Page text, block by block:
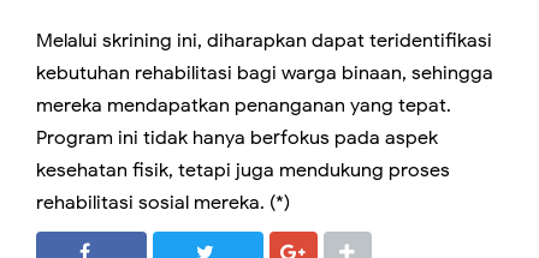
Melalui skrining ini, diharapkan dapat teridentifikasi
kebutuhan rehabilitasi bagi warga binaan, sehingga
mereka mendapatkan penanganan yang tepat.
Program ini tidak hanya berfokus pada aspek
kesehatan fisik, tetapi juga mendukung proses
rehabilitasi sosial mereka. (*)